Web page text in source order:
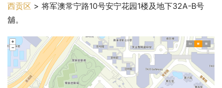
西贡区 > 将军澳常宁路10号安宁花园1楼及地下32A-B号
舖。